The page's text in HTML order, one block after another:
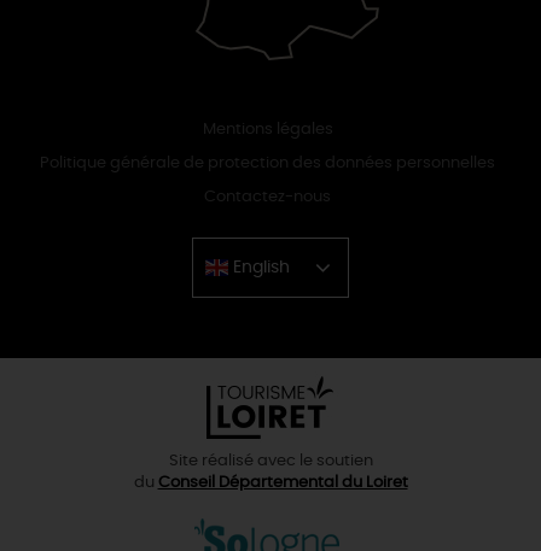
Mentions légales
Politique générale de protection des données personnelles
Contactez-nous
English
Chinese
Site réalisé avec le soutien
du Conseil Départemental du Loiret